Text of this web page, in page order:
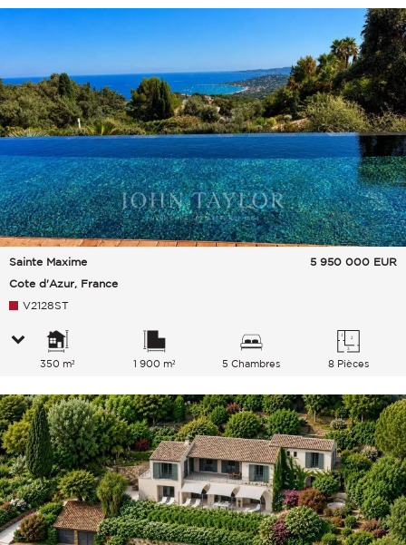
Sainte Maxime
Cote d'Azur, France
5 950 000 EUR
V2128ST
350 m² 1 900 m² 5 Chambres 8 Pièces